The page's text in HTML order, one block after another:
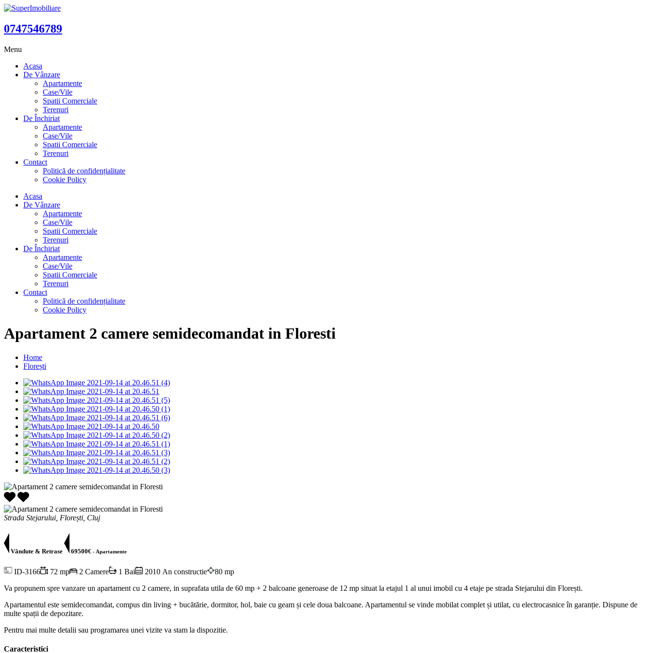
0747546789
Menu
Acasa
De Vânzare
Apartamente
Case/Vile
Spatii Comerciale
Terenuri
De Închiriat
Apartamente
Case/Vile
Spatii Comerciale
Terenuri
Contact
Politică de confidențialitate
Cookie Policy
Acasa
De Vânzare
Apartamente
Case/Vile
Spatii Comerciale
Terenuri
De Închiriat
Apartamente
Case/Vile
Spatii Comerciale
Terenuri
Contact
Politică de confidențialitate
Cookie Policy
Apartament 2 camere semidecomandat in Floresti
Home
Florești
Strada Stejarului, Florești, Cluj
Vândute & Retrase 69500€ - Apartamente
ID-3166 72 mp 2 Camere 1 Bai 2010 An constructie
80 mp
Va propunem spre vanzare un apartament cu 2 camere, in suprafata utila de 60 mp + 2 balcoane generoase de 12 mp situat la etajul 1 al unui imobil cu 4 etaje pe strada Stejarului din Florești.
Apartamentul este semidecomandat, compus din living + bucătărie, dormitor, hol, baie cu geam și cele doua balcoane. Apartamentul se vinde mobilat complet și utilat, cu electrocasnice în garanție. Dispune de
multe spații de depozitare.
Pentru mai multe detalii sau programarea unei vizite va stam la dispozitie.
Caracteristici